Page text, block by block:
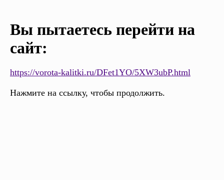
Вы пытаетесь перейти на
сайт:
https://vorota-kalitki.ru/DFet1YO/5XW3ubP.html
Нажмите на ссылку, чтобы продолжить.